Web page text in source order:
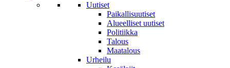
Uutiset
Paikallisuutiset
Alueelliset uutiset
Politiikka
Talous
Maatalous
Urheilu